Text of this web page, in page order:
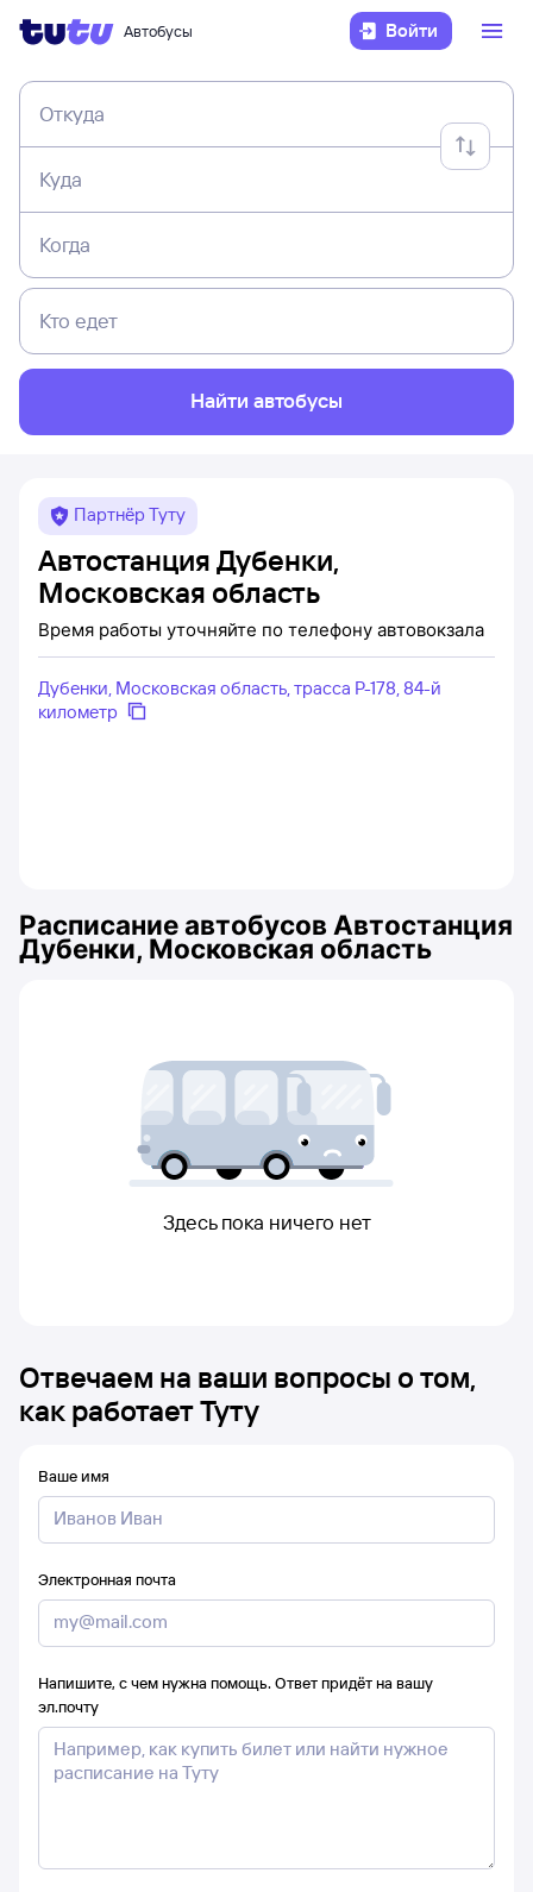
Автобусы Войти
Откуда
Куда
Когда
Кто едет
Найти автобусы
Партнёр Туту
Автостанция Дубенки,
Московская область
Время работы уточняйте по телефону автовокзала
Дубенки, Московская область, трасса Р-178, 84-й
километр
Расписание автобусов Автостанция
Дубенки, Московская область
Здесь пока ничего нет
Отвечаем на ваши вопросы о том,
как работает Туту
Ваше имя
Электронная почта
Напишите, с чем нужна помощь. Ответ придёт на вашу
эл.почту